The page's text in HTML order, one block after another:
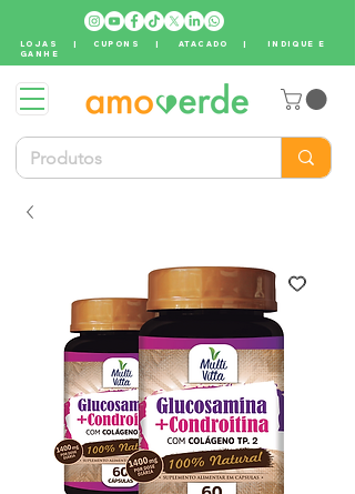
LOJAS | CUPONS |ATACADO | INDIQUE E
GANHE